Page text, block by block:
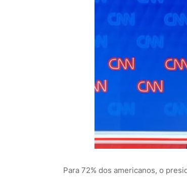
Para 72% dos americanos, o